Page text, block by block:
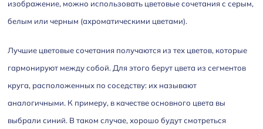
изображение, можно использовать цветовые сочетания с серым,
белым или черным (ахроматическими цветами).
Лучшие цветовые сочетания получаются из тех цветов, которые
гармонируют между собой. Для этого берут цвета из сегментов
круга, расположенных по соседству: их называют
аналогичными. К примеру, в качестве основного цвета вы
выбрали синий. В таком случае, хорошо будут смотреться